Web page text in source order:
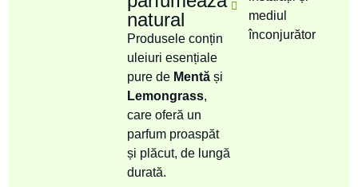
natural
Produsele conțin
uleiuri esențiale
pure de Mentă și
Lemongrass,
care oferă un
parfum proaspăt
și plăcut, de lungă
durată.
mediul
înconjurător